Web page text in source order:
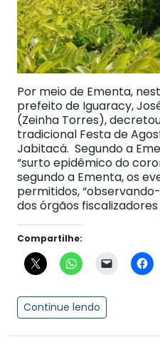
Por meio de Ementa,
prefeito de Iguaracy,
(Zeinha Torres),
tradicional Festa de
Jabitacá. Segundo a
“surto epidêmico do
segundo a Ementa, os
permitidos,
dos órgãos fiscalizadores
Compartilhe:
Continue lendo